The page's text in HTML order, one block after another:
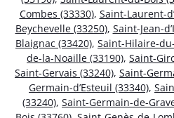
Combes (33330), Saint-Laurent-
Beychevelle (33250), Saint-Jean-
Blaignac (33420), Saint-Hilaire-
de-la-Noaille (33190), Saint-
Saint-Gervais (33240), Saint-
Germain-d’Esteuil (33340),
(33240), Saint-Germain-de-